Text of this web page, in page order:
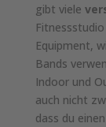
gibt viele
Equipment,
Bands
Indoor und
auch nicht
dass du einen